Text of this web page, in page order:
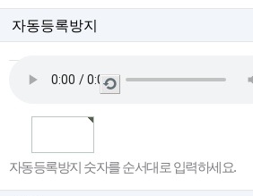
자동등록방지
새
자동등록방지 숫자를 순서대로 입력하세요.